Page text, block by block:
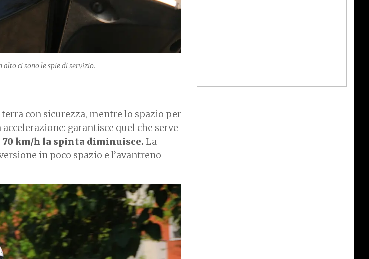
ci sono le spie di servizio.
con sicurezza, mentre lo spazio per
garantisce quel che serve
km/h la spinta diminuisce. La
in poco spazio e l’avantreno